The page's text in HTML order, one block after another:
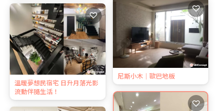
尼斯小木｜歐巴地板
♡
♡
溫暖夢想民宿宅 日升月落光影
流動伴隨生活！
♡